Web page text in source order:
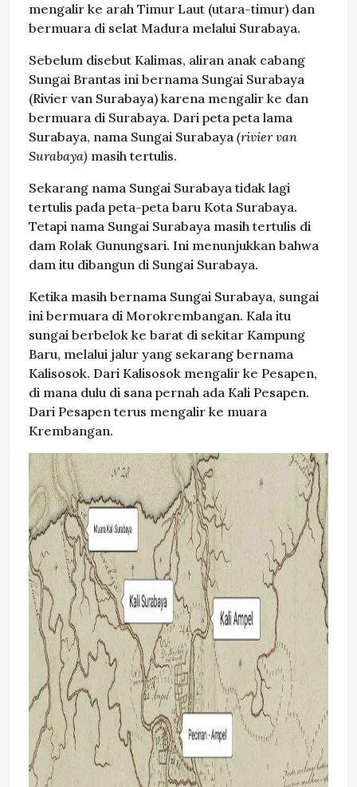
mengalir ke arah Timur Laut (utara-timur) dan
bermuara di selat Madura melalui Surabaya.
Sebelum disebut Kalimas, aliran anak cabang
Sungai Brantas ini bernama Sungai Surabaya
(Rivier van Surabaya) karena mengalir ke dan
bermuara di Surabaya. Dari peta peta lama
Surabaya, nama Sungai Surabaya (rivier van
Surabaya) masih tertulis.
Sekarang nama Sungai Surabaya tidak lagi
tertulis pada peta-peta baru Kota Surabaya.
Tetapi nama Sungai Surabaya masih tertulis di
dam Rolak Gunungsari. Ini menunjukkan bahwa
dam itu dibangun di Sungai Surabaya.
Ketika masih bernama Sungai Surabaya, sungai
ini bermuara di Morokrembangan. Kala itu
sungai berbelok ke barat di sekitar Kampung
Baru, melalui jalur yang sekarang bernama
Kalisosok. Dari Kalisosok mengalir ke Pesapen,
di mana dulu di sana pernah ada Kali Pesapen.
Dari Pesapen terus mengalir ke muara
Krembangan.